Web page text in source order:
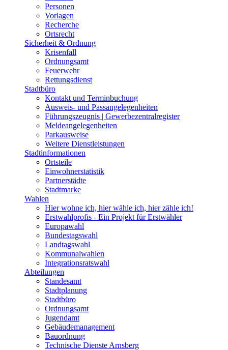
Personen
Vorlagen
Recherche
Ortsrecht
Sicherheit & Ordnung
Krisenfall
Ordnungsamt
Feuerwehr
Rettungsdienst
Stadtbüro
Kontakt und Terminbuchung
Ausweis- und Passangelegenheiten
Führungszeugnis | Gewerbezentralregister
Meldeangelegenheiten
Parkausweise
Weitere Dienstleistungen
Stadtinformationen
Ortsteile
Einwohnerstatistik
Partnerstädte
Stadtmarke
Wahlen
Hier wohne ich, hier wähle ich, hier zähle ich!
Erstwahlprofis - Ein Projekt für Erstwähler
Europawahl
Bundestagswahl
Landtagswahl
Kommunalwahlen
Integrationsratswahl
Abteilungen
Standesamt
Stadtplanung
Stadtbüro
Ordnungsamt
Jugendamt
Gebäudemanagement
Bauordnung
Technische Dienste Arnsberg